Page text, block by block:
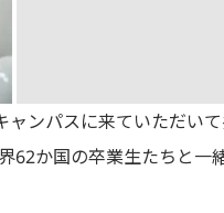
ンパスに来ていただい
62か国の卒業生たちと一